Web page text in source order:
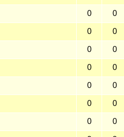
0 0
0 0
0 0
0 0
0 0
0 0
0 0